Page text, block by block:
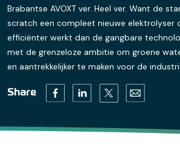
Brabantse AVOXT ver. Heel ver. Want de
scratch een compleet nieuwe elektrolyser
efficiënter werkt dan de gangbare
met de grenzeloze ambitie om groene
en aantrekkelijker te maken voor de
Share Facebook (opens in a new tab)
Linkedin (opens in a new
Twitter (opens in
Email